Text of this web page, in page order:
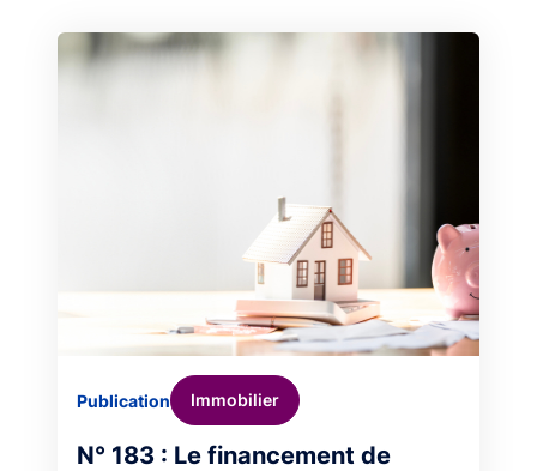
N° 183 : Le financement de
Publication Immobilier